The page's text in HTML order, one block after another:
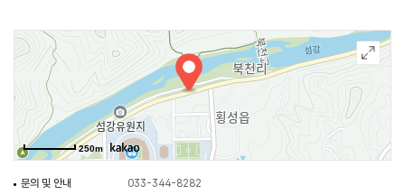
250m
문의 및 안내
033-344-8282